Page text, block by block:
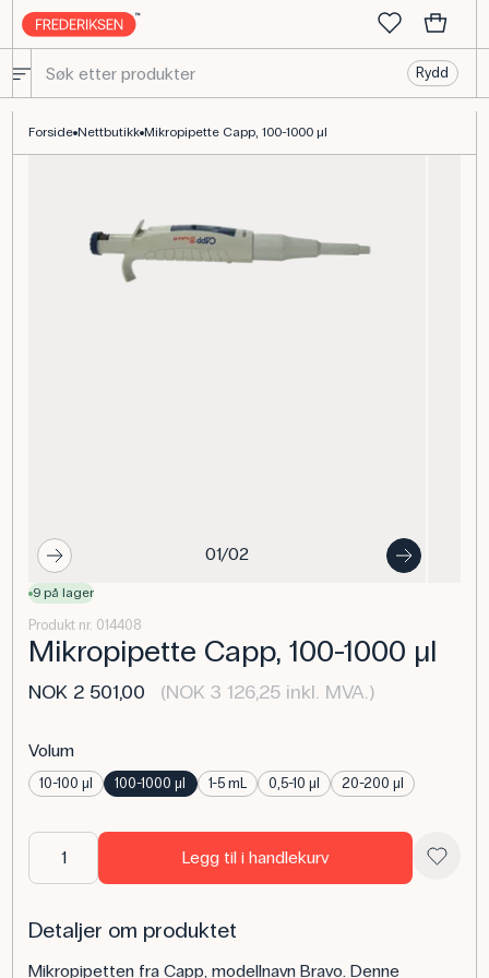
Rydd
Forside Nettbutikk Mikropipette Capp, 100-1000 µl
01/02
9 på lager
Produkt nr. 014408
Mikropipette Capp, 100-1000 µl
NOK 2 501,00 (NOK 3 126,25 inkl. MVA.)
Volum
10-100 μl 100-1000 μl 1-5 mL 0,5-10 μl 20-200 μl
Legg til i handlekurv
Detaljer om produktet
Mikropipetten fra Capp, modellnavn Bravo. Denne